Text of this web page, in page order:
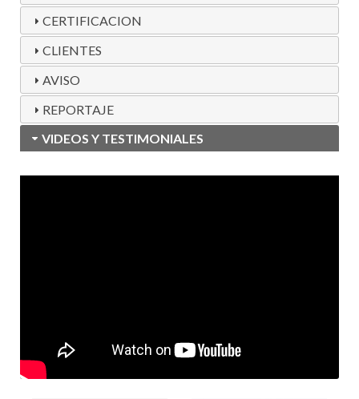
CERTIFICACION
CLIENTES
AVISO
REPORTAJE
VIDEOS Y TESTIMONIALES